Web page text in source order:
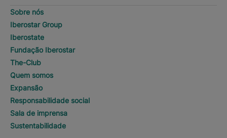
Sobre nós
Iberostar Group
Iberostate
Fundação Iberostar
The-Club
Quem somos
Expansão
Responsabilidade social
Sala de imprensa
Sustentabilidade